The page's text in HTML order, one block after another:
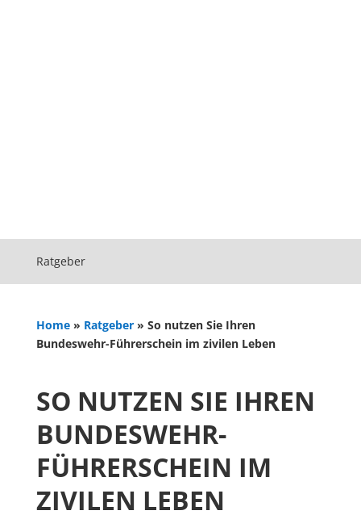
Ratgeber
Home» Ratgeber» So nutzen Sie Ihren
Bundeswehr-Führerschein im zivilen Leben
SO NUTZEN SIE IHREN
BUNDESWEHR-
FÜHRERSCHEIN IM
ZIVILEN LEBEN